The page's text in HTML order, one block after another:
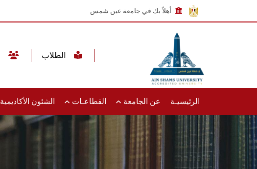
أهلاً بك في جامعة عين شمس
الرئيسيـة عن الجامعة القطاعـات الشئون الأكاديمية